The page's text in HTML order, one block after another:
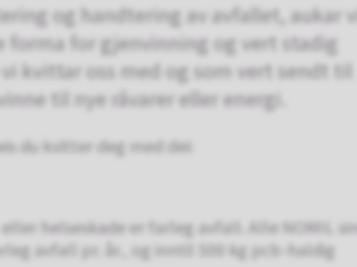
og handtering av avfallet, aukar
forma for gjenvinning og vert stadig
kvittar oss med og som vert sendt til
til nye råvarer eller energi.
du kvitter deg med dei:
helseskade er farleg avfall. Alle NOMIL
avfall pr. år., og inntil 500 kg pcb-haldig